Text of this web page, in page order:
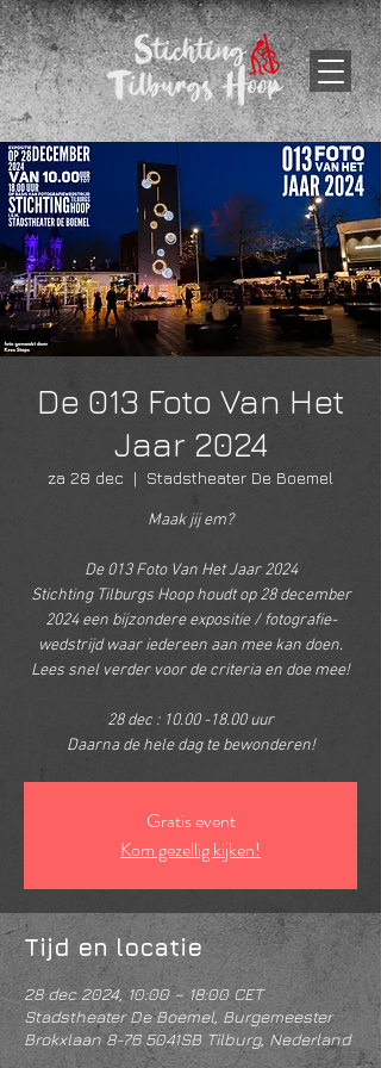
De 013 Foto Van Het
Jaar 2024
za 28 dec
  |
Stadstheater De Boemel
Maak jij em?
De 013 Foto Van Het Jaar 2024
Stichting Tilburgs Hoop houdt op 28 december
2024 een bijzondere expositie / fotografie-
wedstrijd waar iedereen aan mee kan doen.
Lees snel verder voor de criteria en doe mee!
28 dec : 10.00 -18.00 uur
Daarna de hele dag te bewonderen!
Gratis event
Kom gezellig kijken!
Tijd en locatie
28 dec 2024, 10:00 – 18:00 CET
Stadstheater De Boemel, Burgemeester
Brokxlaan 8-76 5041SB Tilburg, Nederland